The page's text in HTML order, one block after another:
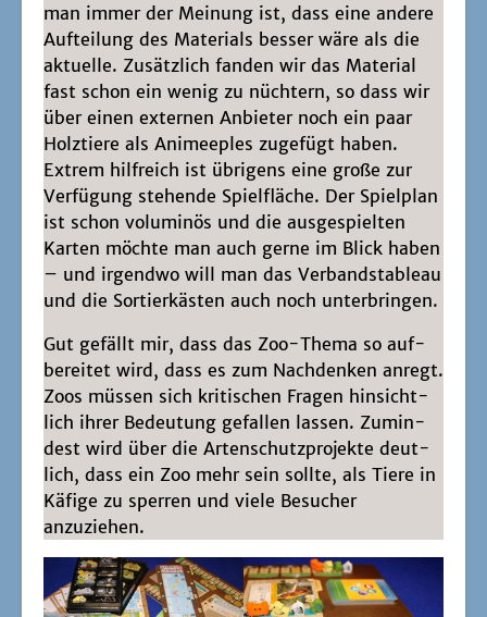
man immer der Mei­nung ist, dass eine ande­re
Auf­tei­lung des Mate­ri­als bes­ser wäre als die
aktu­el­le. Zusätz­lich fan­den wir das Mate­ri­al
fast schon ein wenig zu nüch­tern, so dass wir
über einen exter­nen Anbie­ter noch ein paar
Holz­tie­re als Ani­mee­ples zuge­fügt haben.
Extrem hilf­reich ist übri­gens eine gro­ße zur
Ver­fü­gung ste­hen­de Spiel­flä­che. Der Spiel­plan
ist schon volu­mi­nös und die aus­ge­spiel­ten
Kar­ten möch­te man auch ger­ne im Blick haben
– und irgend­wo will man das Ver­bandsta­bleau
und die Sor­tier­käs­ten auch noch unterbringen.
Gut gefällt mir, dass das Zoo-The­ma so auf­
be­rei­tet wird, dass es zum Nach­den­ken anregt.
Zoos müs­sen sich kri­ti­schen Fra­gen hin­sicht­
lich ihrer Bedeu­tung gefal­len las­sen. Zumin­
dest wird über die Arten­schutz­pro­jek­te deut­
lich, dass ein Zoo mehr sein soll­te, als Tie­re in
Käfi­ge zu sper­ren und vie­le Besu­cher
anzuziehen.